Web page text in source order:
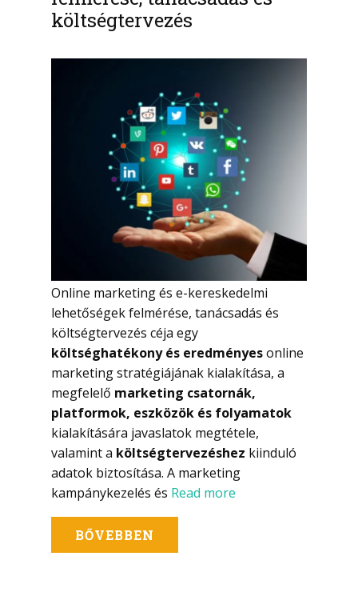
költségtervezés
Online marketing és e-kereskedelmi
lehetőségek felmérése, tanácsadás és
költségtervezés céja egy
költséghatékony és eredményesonline
marketing stratégiájának kialakítása, a
megfelelő marketing csatornák,
platformok, eszközök és folyamatok
kialakítására javaslatok megtétele,
valamint a költségtervezéshez kiinduló
adatok biztosítása. A marketing
kampánykezelés és Read more
BŐVEBBEN